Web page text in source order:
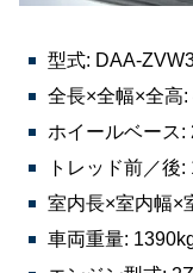
型式: DAA-
全長×全幅×全高
ホイールベース:
トレッド前／後
室内長×室内幅×
車両重量: